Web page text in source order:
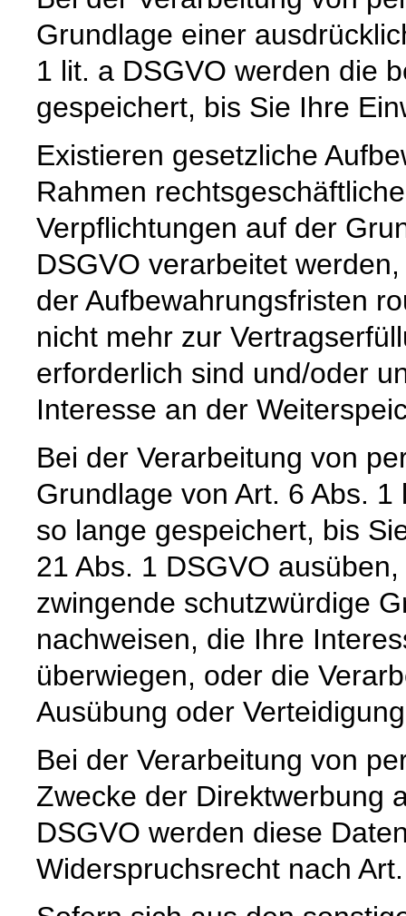
Grundlage einer
1 lit. a DSGVO werden die
gespeichert, bis Sie Ihre
Existieren gesetzliche
Rahmen
Verpflichtungen auf der
DSGVO verarbeitet
der Aufbewahrungsfristen
nicht mehr zur
erforderlich sind und/oder
Interesse an der
Bei der Verarbeitung von
Grundlage von Art. 6 Abs.
so lange gespeichert, bis
21 Abs. 1 DSGVO
zwingende schutzwürdige
nachweisen, die Ihre
überwiegen, oder die
Ausübung oder
Bei der Verarbeitung von
Zwecke der Direktwerbung
DSGVO werden diese
Widerspruchsrecht nach